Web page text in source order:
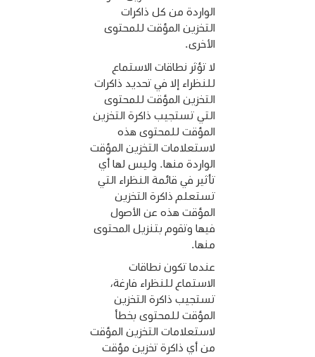
الواردة من كل ذاكرات
التخزين المؤقت للمحتوى
الأخرى.
لا تؤثر نطاقات الاستماع
للنظراء إلا في تحديد ذاكرات
التخزين المؤقت للمحتوى
التي تستجيب ذاكرة التخزين
المؤقت للمحتوى هذه
لاستعلامات التخزين المؤقت
الواردة منها. وليس لها أي
تأثير في قائمة النظراء التي
تستعلم ذاكرة التخزين
المؤقت هذه عن الأصول
فيها وتقوم بتنزيل المحتوى
منها.
عندما تكون نطاقات
الاستماع للنظراء فارغة،
تستجيب ذاكرة التخزين
المؤقت للمحتوى بخطأ
لاستعلامات التخزين المؤقت
من أي ذاكرة تخزين مؤقت